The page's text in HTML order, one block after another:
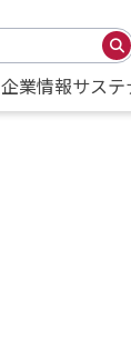
企業情報サステ